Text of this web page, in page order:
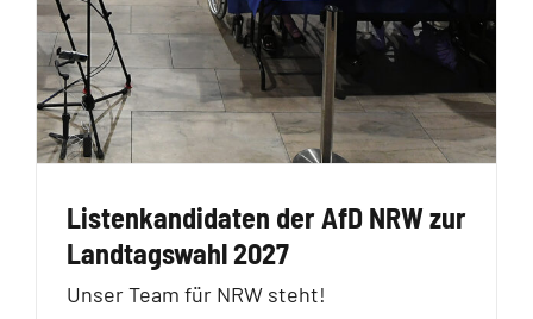
Listenkandidaten der AfD NRW zur
Landtagswahl 2027
Unser Team für NRW steht!